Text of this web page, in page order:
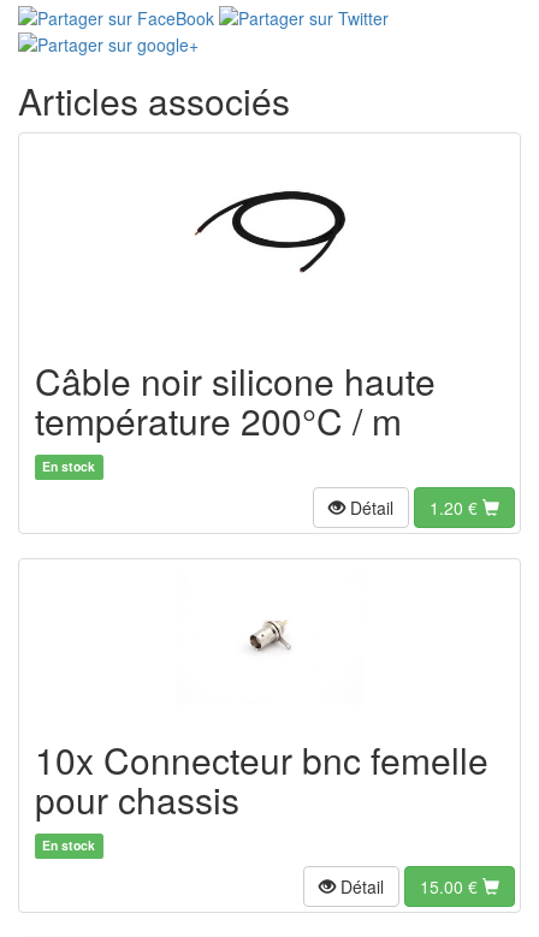
Articles associés
Câble noir silicone haute
température 200°C / m
En stock
Détail 1.20 €
10x Connecteur bnc femelle
pour chassis
En stock
Détail 15.00 €